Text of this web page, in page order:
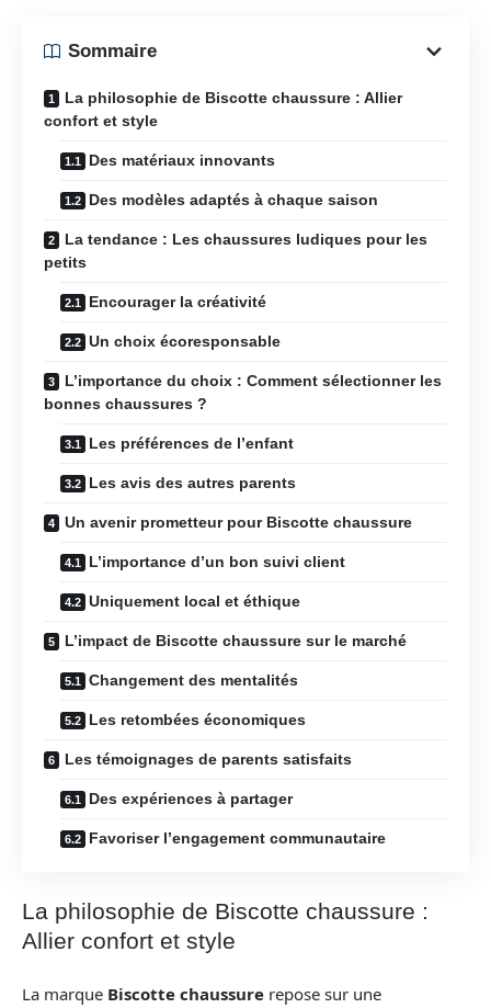
Sommaire
La philosophie de Biscotte chaussure : Allier
confort et style
Des matériaux innovants
Des modèles adaptés à chaque saison
La tendance : Les chaussures ludiques pour les
petits
Encourager la créativité
Un choix écoresponsable
L’importance du choix : Comment sélectionner les
bonnes chaussures ?
Les préférences de l’enfant
Les avis des autres parents
Un avenir prometteur pour Biscotte chaussure
L’importance d’un bon suivi client
Uniquement local et éthique
L’impact de Biscotte chaussure sur le marché
Changement des mentalités
Les retombées économiques
Les témoignages de parents satisfaits
Des expériences à partager
Favoriser l’engagement communautaire
La philosophie de Biscotte chaussure :
Allier confort et style
La marque Biscotte chaussure repose sur une